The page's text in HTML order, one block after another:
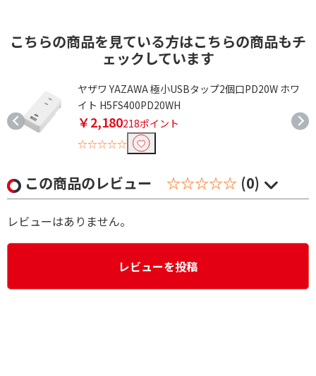
こちらの商品を見ている方はこちらの商品もチ
ェックしています
ヤザワ YAZAWA 極小USBタップ2個口PD20W ホワ
イト H5FS400PD20WH
￥2,180218ポイント
☆☆☆☆☆
この商品のレビュー ☆☆☆☆☆ (0)
レビューはありません。
レビューを投稿